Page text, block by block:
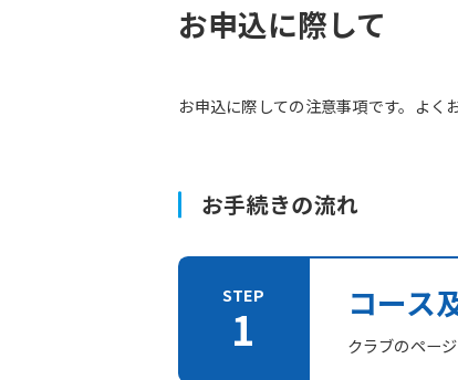
お申込に際して
お申込に際しての注意事項です。よく
お手続きの流れ
コース
クラブのペー